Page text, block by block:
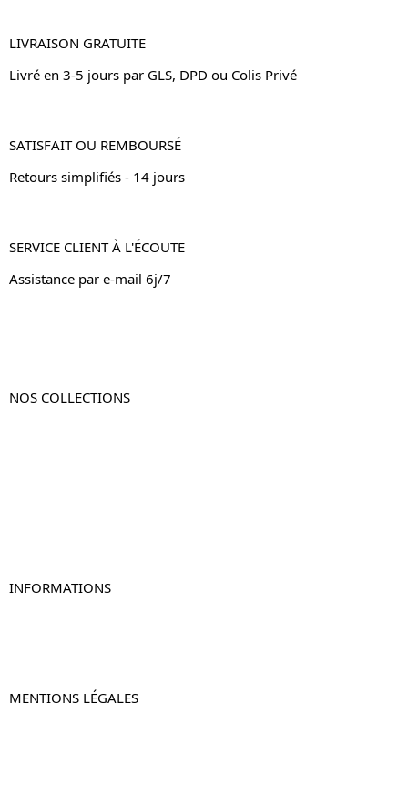
LIVRAISON GRATUITE
Livré en 3-5 jours par GLS, DPD ou Colis Privé
SATISFAIT OU REMBOURSÉ
Retours simplifiés - 14 jours
SERVICE CLIENT À L'ÉCOUTE
Assistance par e-mail 6j/7
NOS COLLECTIONS
INFORMATIONS
MENTIONS LÉGALES